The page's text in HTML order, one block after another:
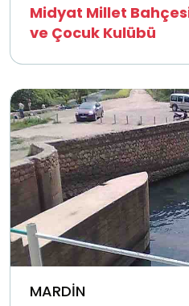
Midyat Millet
ve Çocuk Kulübü
MARDİN